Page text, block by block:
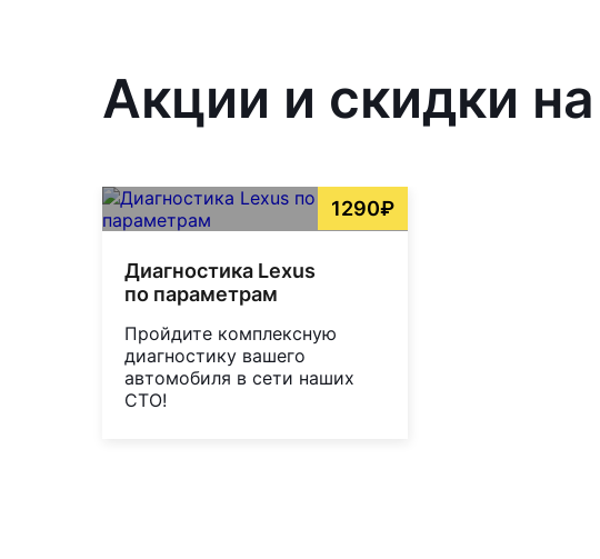
Акции и скидки
1290₽
Диагностика Lexus
по параметрам
Пройдите комплексную
диагностику вашего
автомобиля в сети наших
СТО!